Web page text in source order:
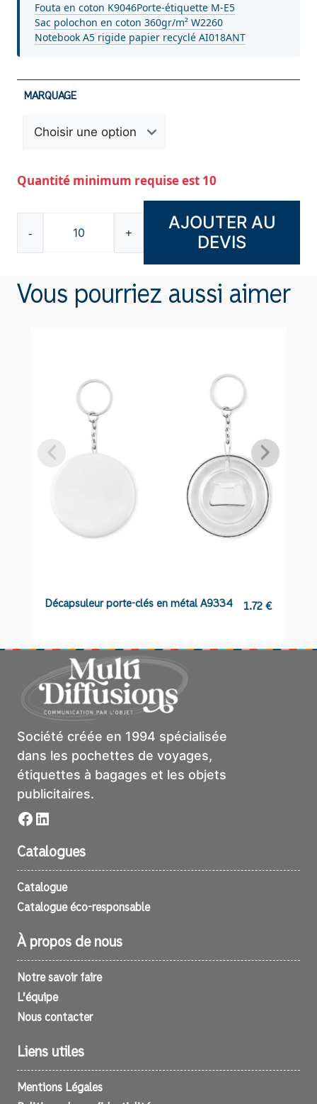
Fouta en coton K9046Porte-étiquette M-E5
Sac polochon en coton 360gr/m² W2260
Notebook A5 rigide papier recyclé AI018ANT
MARQUAGE
Quantité minimum requise est 10
-
quantité
de
clé
Décapsuleur
+
AJOUTER AU
DEVIS
Vous pourriez aussi aimer
Décapsuleur porte-clés en métal A9334 1.72€
Société créée en 1994 spécialisée
dans les pochettes de voyages,
étiquettes à bagages et les objets
publicitaires.
Facebook
LinkedIn
Catalogues
Catalogue
Catalogue éco-responsable
À propos de nous
Notre savoir faire
L’équipe
Nous contacter
Liens utiles
Mentions Légales